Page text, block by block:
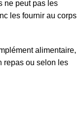
ne peut pas les
les fournir au corps
alimentaire,
repas ou selon les